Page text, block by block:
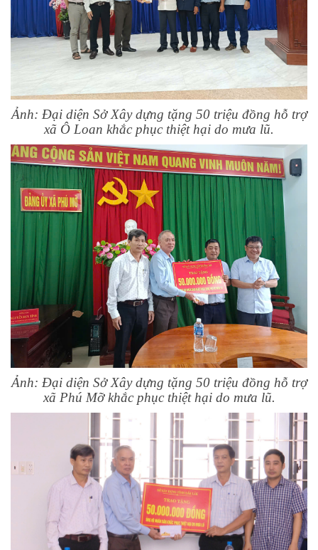
Ảnh: Đại diện Sở Xây dựng tặng 50 triệu đồng hỗ trợ
xã Ô Loan khắc phục thiệt hại do mưa lũ.
Ảnh: Đại diện Sở Xây dựng tặng 50 triệu đồng hỗ trợ
xã Phú Mỡ khắc phục thiệt hại do mưa lũ.